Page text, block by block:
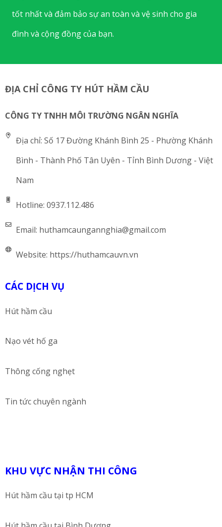
tốt nhất và đảm bảo sự an toàn và vệ sinh cho gia
đình và cộng đồng của bạn.
ĐỊA CHỈ CÔNG TY HÚT HẦM CẦU
CÔNG TY TNHH MÔI TRƯỜNG NGÂN NGHĨA
Địa chỉ: Số 17 Đường Khánh Bình 25 - Phường Khánh
Bình - Thành Phố Tân Uyên - Tỉnh Bình Dương - Việt
Nam
Hotline: 0937.112.486
Email: huthamcaungannghia@gmail.com
Website: https://huthamcauvn.vn
CÁC DỊCH VỤ
Hút hầm cầu
Nạo vét hố ga
Thông cống nghẹt
Tin tức chuyên ngành
KHU VỰC NHẬN THI CÔNG
Hút hầm cầu tại tp HCM